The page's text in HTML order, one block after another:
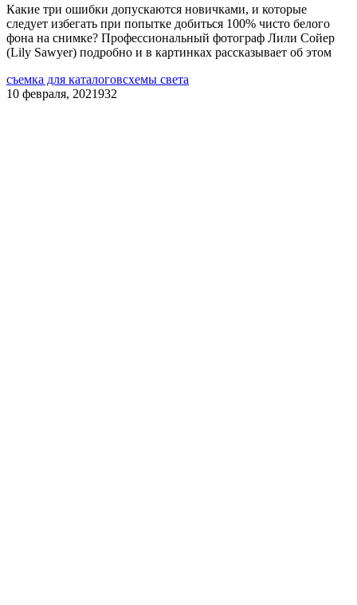
Какие три ошибки допускаются новичками, и которые
следует избегать при попытке добиться 100% чисто белого
фона на снимке? Профессиональный фотограф Лили Сойер
(Lily Sawyer) подробно и в картинках рассказывает об этом
съемка для каталоговсхемы света
10 февраля, 2021932